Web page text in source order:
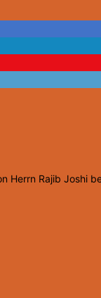
Herrn Rajib